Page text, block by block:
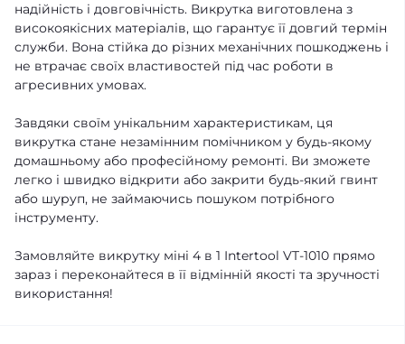
надійність і довговічність. Викрутка виготовлена з
високоякісних матеріалів, що гарантує її довгий термін
служби. Вона стійка до різних механічних пошкоджень і
не втрачає своїх властивостей під час роботи в
агресивних умовах.
Завдяки своїм унікальним характеристикам, ця
викрутка стане незамінним помічником у будь-якому
домашньому або професійному ремонті. Ви зможете
легко і швидко відкрити або закрити будь-який гвинт
або шуруп, не займаючись пошуком потрібного
інструменту.
Замовляйте викрутку міні 4 в 1 Intertool VT-1010 прямо
зараз і переконайтеся в її відмінній якості та зручності
використання!